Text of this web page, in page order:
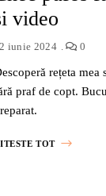
video
iunie 2024 0
rețeta
praf de copt.
TOT